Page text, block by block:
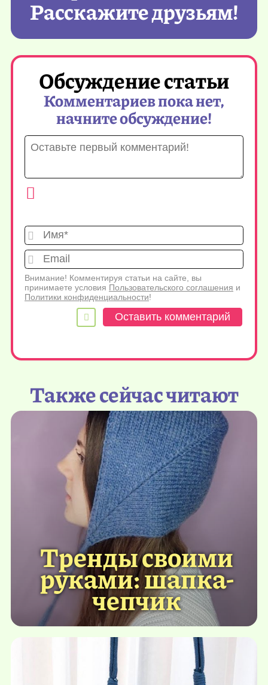
Расскажите друзьям!
Обсуждение статьи
Комментариев пока нет,
начните обсуждение!
Имя*
Внимание! Комментируя статьи на сайте, вы
принимаете условия Пользовательского соглашения и
Политики конфиденциальности!
Также сейчас читают
Тренды своими
руками: шапка-
чепчик